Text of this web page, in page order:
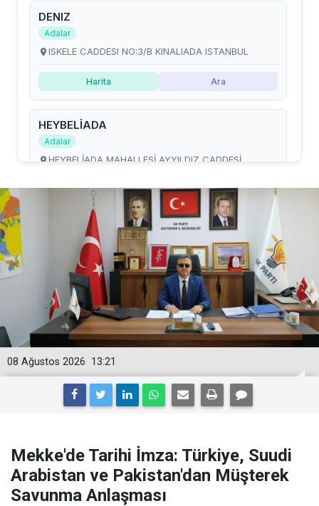
13:21
08 Ağustos 2026
Mekke'de Tarihi İmza: Türkiye, Suudi
Arabistan ve Pakistan'dan Müşterek
Savunma Anlaşması